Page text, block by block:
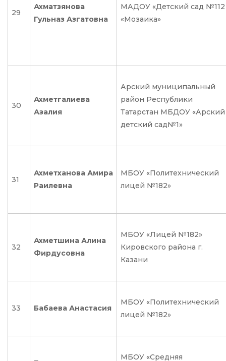
29
Ахматзянова
Гульназ Азгатовна
МАДОУ «Детский сад №112
«Мозаика»
30
Ахметгалиева
Азалия
Арский муниципальный
район Республики
Татарстан МБДОУ «Арский
детский сад№1»
31
Ахметханова Амира
Раилевна
МБОУ «Политехнический
лицей №182»
32
Ахметшина Алина
Фирдусовна
МБОУ «Лицей №182»
Кировского района г.
Казани
33 Бабаева Анастасия
МБОУ «Политехнический
лицей №182»
МБОУ «Средняя